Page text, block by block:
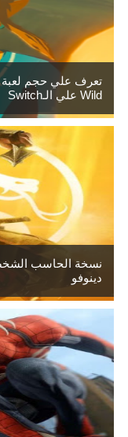
Wild علي الـSwitch
دينوفو